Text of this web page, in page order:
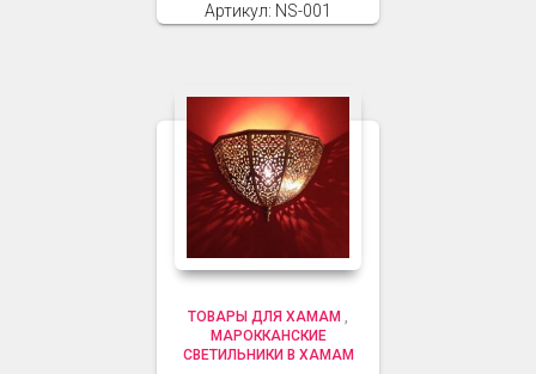
Артикул: NS-001
ТОВАРЫ ДЛЯ ХАМАМ
МАРОККАНСКИЕ
СВЕТИЛЬНИКИ В ХАМАМ